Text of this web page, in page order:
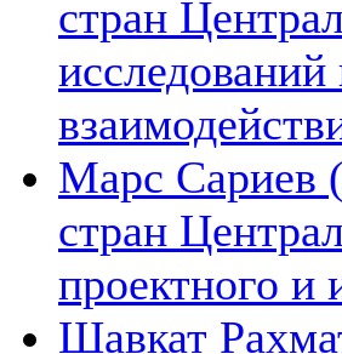
стран
Марс Сариев
стран
проектного и
Шавкат